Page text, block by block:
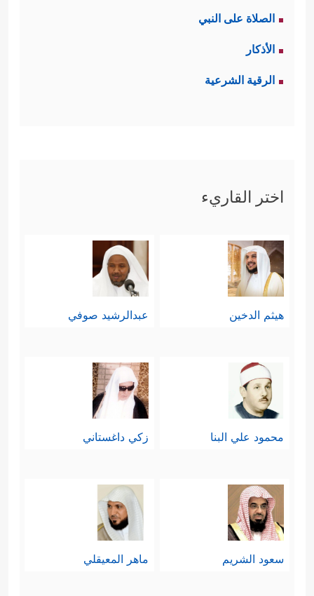
الصلاة على النبي
الأذكار
الرقية الشرعية
اختر القاريء
هيثم الدخين عبدالرشيد صوفي
محمود علي البنا زكي داغستاني
سعود الشريم ماهر المعيقلي